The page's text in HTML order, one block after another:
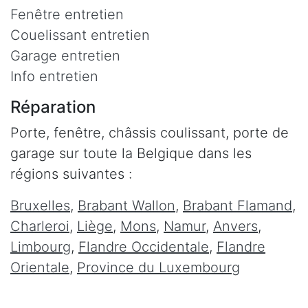
Fenêtre entretien
Couelissant entretien
Garage entretien
Info entretien
Réparation
Porte, fenêtre, châssis coulissant, porte de
garage sur toute la Belgique dans les
régions suivantes :
Bruxelles, Brabant Wallon, Brabant Flamand,
Charleroi, Liège, Mons, Namur, Anvers,
Limbourg, Flandre Occidentale, Flandre
Orientale, Province du Luxembourg